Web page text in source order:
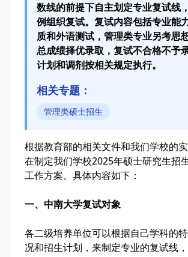
数线的前提下自主划定专业复试线
例组织复试。复试内容包括专业能
质和外语测试，管理类专业另考思
总成绩择优录取，复试不合格不予
计划和调剂按相关规定执行。
相关专题：
管理类硕士招生
根据教育部的相关文件和我们学校的
在制定我们学校2025年硕士研究生招
工作方案。具体内容如下：
一、中南大学复试对象
各二级培养单位可以根据自己学科的
况和招生计划，来制定专业的复试线